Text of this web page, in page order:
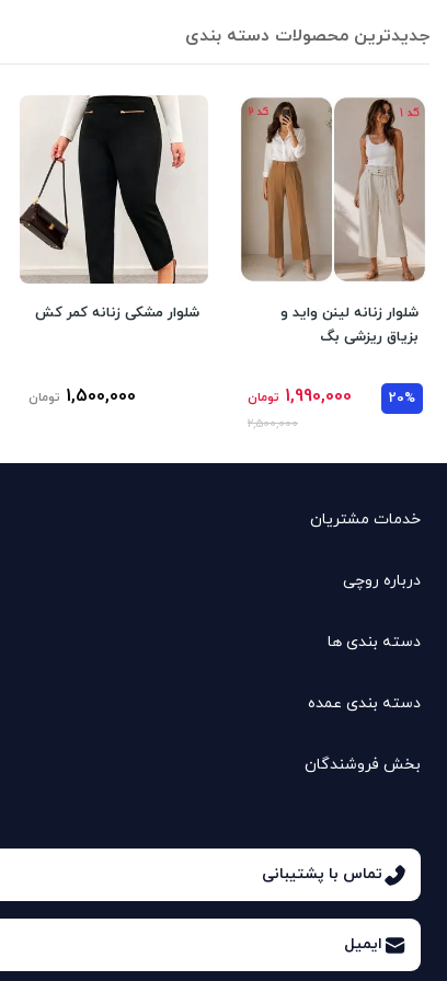
جدیدترین محصولات دسته بندی
شلوار زنانه لینن واید و
بزیاق ریزشی بگ
20%
1,990,000 تومان
2,500,000
شلوار مشکی زنانه کمر کش
1,500,000 تومان
خدمات مشتریان
درباره روچی
دسته بندی ها
دسته بندی عمده
بخش فروشندگان
تماس با پشتیبانی
ایمیل